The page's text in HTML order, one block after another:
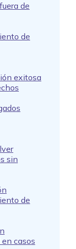
de
de
exitosa
sin
de
casos